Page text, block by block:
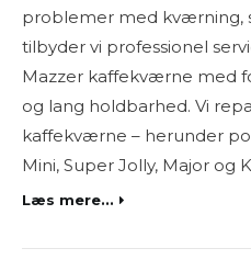
problemer med kværning,
tilbyder vi professionel
Mazzer kaffekværne med
og lang holdbarhed. Vi
kaffekværne – herunder
Mini, Super Jolly, Major og
Læs mere...